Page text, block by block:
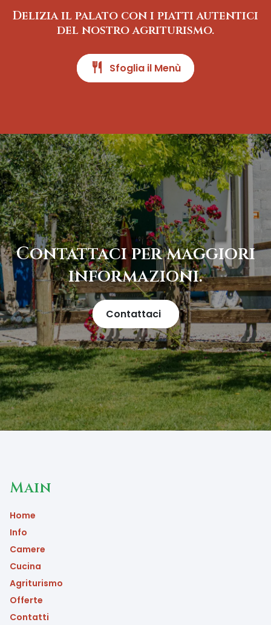
Delizia il palato con i piatti autentici
del nostro agriturismo.
restaurant Sfoglia il Menù
Contattaci per maggiori
informazioni.
Contattaci
Main
Home
Info
Camere
Cucina
Agriturismo
Offerte
Contatti